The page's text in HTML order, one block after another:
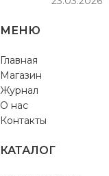
МЕНЮ
Главная
Магазин
Журнал
О нас
Контакты
КАТАЛОГ